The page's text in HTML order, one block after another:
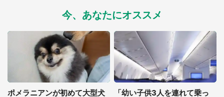
今、あなたにオススメ
ポメラニアンが初めて大型犬
「幼い子供3人を連れて乗っ